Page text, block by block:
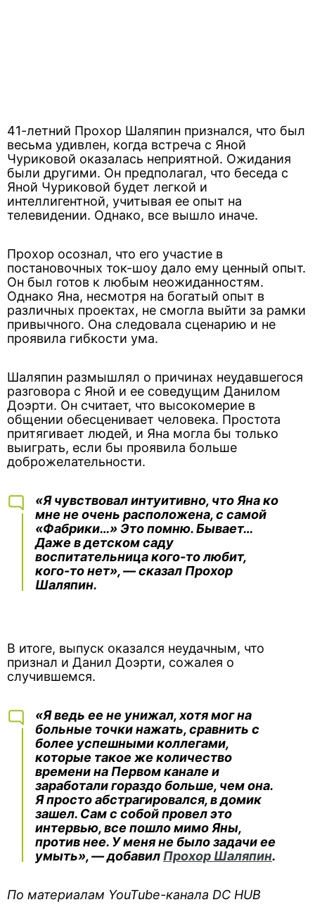
41-летний Прохор Шаляпин признался, что был
весьма удивлен, когда встреча с Яной
Чуриковой оказалась неприятной. Ожидания
были другими. Он предполагал, что беседа с
Яной Чуриковой будет легкой и
интеллигентной, учитывая ее опыт на
телевидении. Однако, все вышло иначе.
Прохор осознал, что его участие в
постановочных ток-шоу дало ему ценный опыт.
Он был готов к любым неожиданностям.
Однако Яна, несмотря на богатый опыт в
различных проектах, не смогла выйти за рамки
привычного. Она следовала сценарию и не
проявила гибкости ума.
Шаляпин размышлял о причинах неудавшегося
разговора с Яной и ее соведущим Данилом
Доэрти. Он считает, что высокомерие в
общении обесценивает человека. Простота
притягивает людей, и Яна могла бы только
выиграть, если бы проявила больше
доброжелательности.
«Я чувствовал интуитивно, что Яна ко
мне не очень расположена, с самой
«Фабрики…» Это помню. Бывает…
Даже в детском саду
воспитательница кого-то любит,
кого-то нет», — сказал Прохор
Шаляпин.
В итоге, выпуск оказался неудачным, что
признал и Данил Доэрти, сожалея о
случившемся.
«Я ведь ее не унижал, хотя мог на
больные точки нажать, сравнить с
более успешными коллегами,
которые такое же количество
времени на Первом канале и
заработали гораздо больше, чем она.
Я просто абстрагировался, в домик
зашел. Сам с собой провел это
интервью, все пошло мимо Яны,
против нее. У меня не было задачи ее
умыть», — добавил Прохор Шаляпин.
По материалам YouTube-канала DC HUB